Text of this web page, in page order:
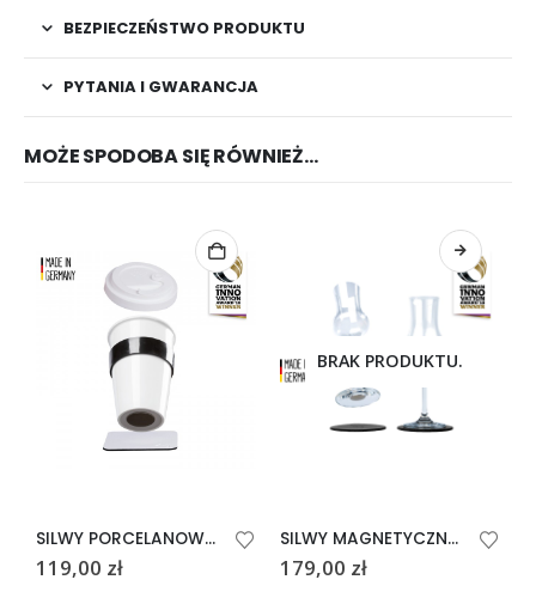
BEZPIECZEŃSTWO PRODUKTU
PYTANIA I GWARANCJA
MOŻE SPODOBA SIĘ RÓWNIEŻ…
SILWY PORCELANOWY MAGNETYCZNY KUBEK TO-GO – BIAŁY
119,00 zł
BRAK PRODUKTU.
SILWY MAGNETYCZNE KIELISZKI DO LIKIERU ZE SZKŁA
179,00 zł